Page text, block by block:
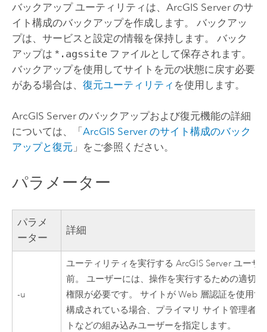
バックアップ ユーティリティは、 ArcGIS Serverのサ
イト構成のバックアップを作成します。 バックアッ
プは、サービスと設定の情報を保持します。 バック
アップは * .agssiteファイルとして保存されます。
バックアップを使用してサイトを元の状態に戻す必要
がある場合は、 復元ユーティリティ を使用します。
ArcGIS Serverのバックアップおよび復元機能の詳細
については、「 ArcGIS Server のサイト構成のバック
アップと復元 」をご参照ください。
パラメーター
パラメ
ーター
詳細
-u
ユーティリティを実行するArcGIS Server ユーザ
前。 ユーザーには、操作を実行するための適切
権限が必要です。 サイトが Web 層認証を使用す
構成されている場合、プライマリ サイト管理者
トなどの組み込みユーザーを指定します。